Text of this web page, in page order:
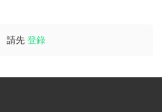
請先 登錄